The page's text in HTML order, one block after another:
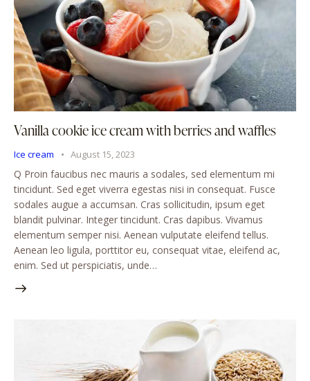
Vanilla cookie ice cream with berries and waffles
Ice cream August 15, 2023
Q Proin faucibus nec mauris a sodales, sed elementum mi
tincidunt. Sed eget viverra egestas nisi in consequat. Fusce
sodales augue a accumsan. Cras sollicitudin, ipsum eget
blandit pulvinar. Integer tincidunt. Cras dapibus. Vivamus
elementum semper nisi. Aenean vulputate eleifend tellus.
Aenean leo ligula, porttitor eu, consequat vitae, eleifend ac,
enim. Sed ut perspiciatis, unde…